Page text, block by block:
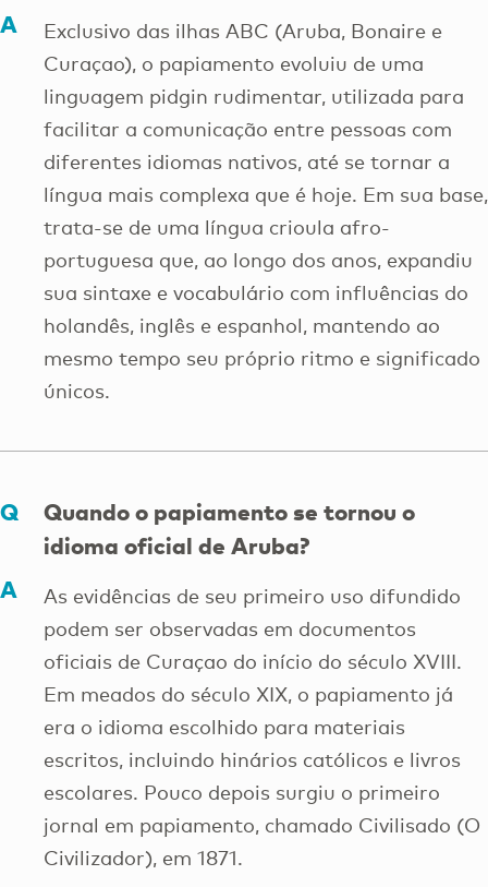
Exclusivo das ilhas ABC (Aruba, Bonaire e
Curaçao), o papiamento evoluiu de uma
linguagem pidgin rudimentar, utilizada para
facilitar a comunicação entre pessoas com
diferentes idiomas nativos, até se tornar a
língua mais complexa que é hoje. Em sua base,
trata-se de uma língua crioula afro-
portuguesa que, ao longo dos anos, expandiu
sua sintaxe e vocabulário com influências do
holandês, inglês e espanhol, mantendo ao
mesmo tempo seu próprio ritmo e significado
únicos.
Quando o papiamento se tornou o
idioma oficial de Aruba?
As evidências de seu primeiro uso difundido
podem ser observadas em documentos
oficiais de Curaçao do início do século XVIII.
Em meados do século XIX, o papiamento já
era o idioma escolhido para materiais
escritos, incluindo hinários católicos e livros
escolares. Pouco depois surgiu o primeiro
jornal em papiamento, chamado Civilisado (O
Civilizador), em 1871.